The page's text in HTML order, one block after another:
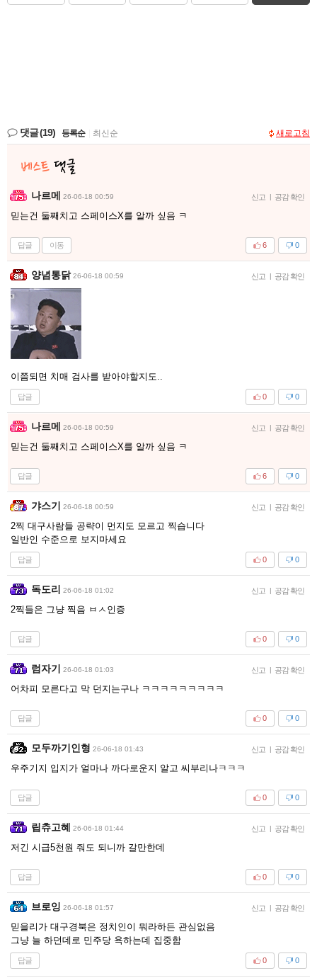
댓글(19) 등록순 최신순 새로고침
나르메 26-06-18 00:59 신고 | 공감 확인
믿는건 둘째치고 스페이스X를 알까 싶음 ㅋ
답글 이동 0
6
양념통닭 26-06-18 00:59 신고 | 공감 확인
이쯤되면 치매 검사를 받아야할지도..
답글 0
0
나르메 26-06-18 00:59 신고 | 공감 확인
믿는건 둘째치고 스페이스X를 알까 싶음 ㅋ
답글 0
6
갸스기 26-06-18 00:59 신고 | 공감 확인
2찍 대구사람들 공략이 먼지도 모르고 찍습니다
일반인 수준으로 보지마세요
답글 0
0
독도리 26-06-18 01:02 신고 | 공감 확인
2찍들은 그냥 찍음 ㅂㅅ인증
답글 0
0
럼자기 26-06-18 01:03 신고 | 공감 확인
어차피 모른다고 막 던지는구나 ㅋㅋㅋㅋㅋㅋㅋㅋㅋ
답글 0
0
모두까기인형 26-06-18 01:43 신고 | 공감 확인
우주기지 입지가 얼마나 까다로운지 알고 씨부리나ㅋㅋㅋ
답글 0
0
립츄고혜 26-06-18 01:44 신고 | 공감 확인
저긴 시급5천원 줘도 되니까 갈만한데
답글 0
0
브로잉 26-06-18 01:57 신고 | 공감 확인
믿을리가 대구경북은 정치인이 뭐라하든 관심없음
그냥 늘 하던데로 민주당 욕하는데 집중함
답글 0
0